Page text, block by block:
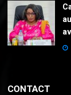
CONTACT